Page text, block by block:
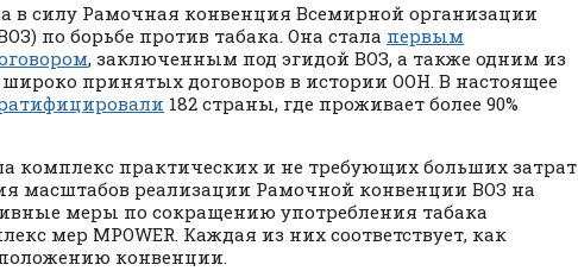
в силу Рамочная конвенция Всемирной организации
по борьбе против табака. Она стала первым
, заключенным под эгидой ВОЗ, а также одним из
принятых договоров в истории ООН. В настоящее
182 страны, где проживает более 90%
комплекс практических и не требующих больших затрат
масштабов реализации Рамочной конвенции ВОЗ на
меры по сокращению употребления табака
мер MPOWER. Каждая из них соответствует, как
конвенции.